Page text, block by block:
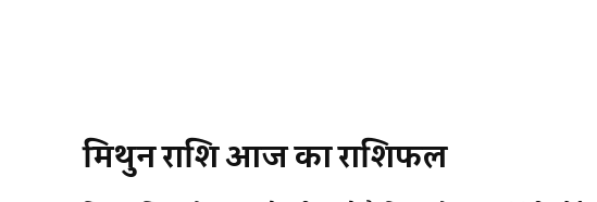
मिथुनराशिआजकाराशिफल